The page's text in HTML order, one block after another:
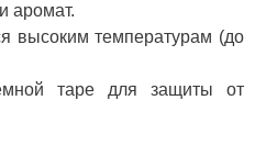
аромат.
высоким температурам (до
таре для защиты от